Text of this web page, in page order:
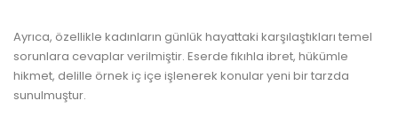
Ayrıca, özellikle kadınların günlük hayattaki karşılaştıkları temel
sorunlara cevaplar verilmiştir. Eserde fıkıhla ibret, hükümle
hikmet, delille örnek iç içe işlenerek konular yeni bir tarzda
sunulmuştur.